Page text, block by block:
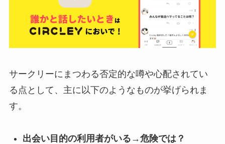
サークリーにまつわる否定的な噂や心配されてい
る点として、主に以下のようなものが挙げられま
す。
出会い目的の利用者がいる→危険では？